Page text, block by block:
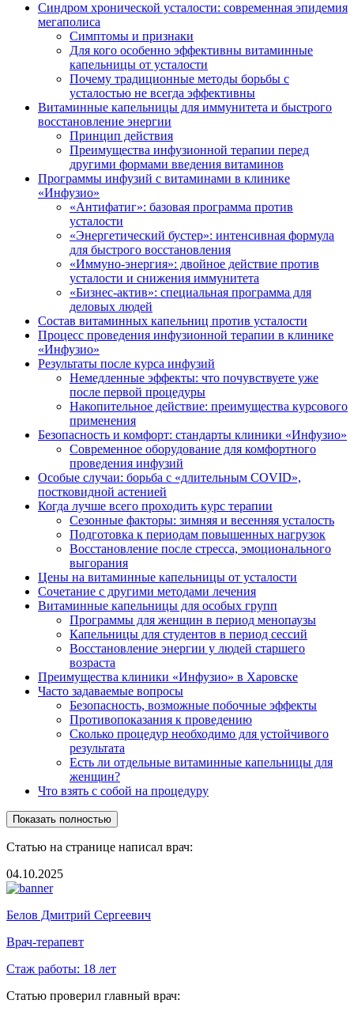
Синдром хронической усталости: современная эпидемия
мегаполиса
Симптомы и признаки
Для кого особенно эффективны витаминные
капельницы от усталости
Почему традиционные методы борьбы с
усталостью не всегда эффективны
Витаминные капельницы для иммунитета и быстрого
восстановление энергии
Принцип действия
Преимущества инфузионной терапии перед
другими формами введения витаминов
Программы инфузий с витаминами в клинике
«Инфузио»
«Антифатиг»: базовая программа против
усталости
«Энергетический бустер»: интенсивная формула
для быстрого восстановления
«Иммуно-энергия»: двойное действие против
усталости и снижения иммунитета
«Бизнес-актив»: специальная программа для
деловых людей
Состав витаминных капельниц против усталости
Процесс проведения инфузионной терапии в клинике
«Инфузио»
Результаты после курса инфузий
Немедленные эффекты: что почувствуете уже
после первой процедуры
Накопительное действие: преимущества курсового
применения
Безопасность и комфорт: стандарты клиники «Инфузио»
Современное оборудование для комфортного
проведения инфузий
Особые случаи: борьба с «длительным COVID»,
постковидной астенией
Когда лучше всего проходить курс терапии
Сезонные факторы: зимняя и весенняя усталость
Подготовка к периодам повышенных нагрузок
Восстановление после стресса, эмоционального
выгорания
Цены на витаминные капельницы от усталости
Сочетание с другими методами лечения
Витаминные капельницы для особых групп
Программы для женщин в период менопаузы
Капельницы для студентов в период сессий
Восстановление энергии у людей старшего
возраста
Преимущества клиники «Инфузио» в Харовске
Часто задаваемые вопросы
Безопасность, возможные побочные эффекты
Противопоказания к проведению
Сколько процедур необходимо для устойчивого
результата
Есть ли отдельные витаминные капельницы для
женщин?
Что взять с собой на процедуру
Показать полностью
Статью на странице написал врач:
04.10.2025
Белов Дмитрий Сергеевич
Врач-терапевт
Стаж работы: 18 лет
Статью проверил главный врач: